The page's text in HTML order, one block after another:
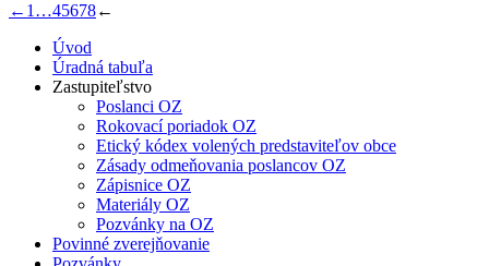
← 1 …45678←
Úvod
Úradná tabuľa
Zastupiteľstvo
Poslanci OZ
Rokovací poriadok OZ
Etický kódex volených predstaviteľov obce
Zásady odmeňovania poslancov OZ
Zápisnice OZ
Materiály OZ
Pozvánky na OZ
Povinné zverejňovanie